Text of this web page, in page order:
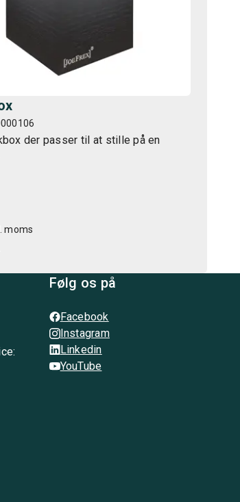
der passer til at stille på en
moms
Følg os på
Facebook
Instagram
Linkedin
YouTube